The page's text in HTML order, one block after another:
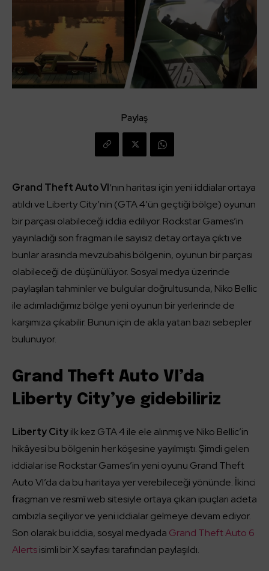
Paylaş
Grand Theft Auto VI‘nın haritası için yeni iddialar ortaya
atıldı ve Liberty City’nin (GTA 4’ün geçtiği bölge) oyunun
bir parçası olabileceği iddia ediliyor. Rockstar Games’in
yayınladığı son fragman ile sayısız detay ortaya çıktı ve
bunlar arasında mevzubahis bölgenin, oyunun bir parçası
olabileceği de düşünülüyor. Sosyal medya üzerinde
paylaşılan tahminler ve bulgular doğrultusunda, Niko Bellic
ile adımladığımız bölge yeni oyunun bir yerlerinde de
karşımıza çıkabilir. Bunun için de akla yatan bazı sebepler
bulunuyor.
Grand Theft Auto VI’da
Liberty City’ye gidebiliriz
Liberty Cityilk kez GTA 4 ile ele alınmış ve Niko Bellic’in
hikâyesi bu bölgenin her köşesine yayılmıştı. Şimdi gelen
iddialar ise Rockstar Games’in yeni oyunu Grand Theft
Auto VI’da da bu haritaya yer verebileceği yönünde. İkinci
fragman ve resmî web sitesiyle ortaya çıkan ipuçları adeta
cımbızla seçiliyor ve yeni iddialar gelmeye devam ediyor.
Son olarak bu iddia, sosyal medyada Grand Theft Auto 6
Alertsisimli bir X sayfası tarafından paylaşıldı.